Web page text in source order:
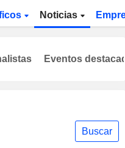
Noticias
Buscar
Eventos